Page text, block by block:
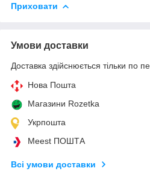
Приховати
Умови доставки
Доставка здійснюється тільки по
Нова Пошта
Магазини Rozetka
Укрпошта
Meest ПОШТА
Всі умови доставки